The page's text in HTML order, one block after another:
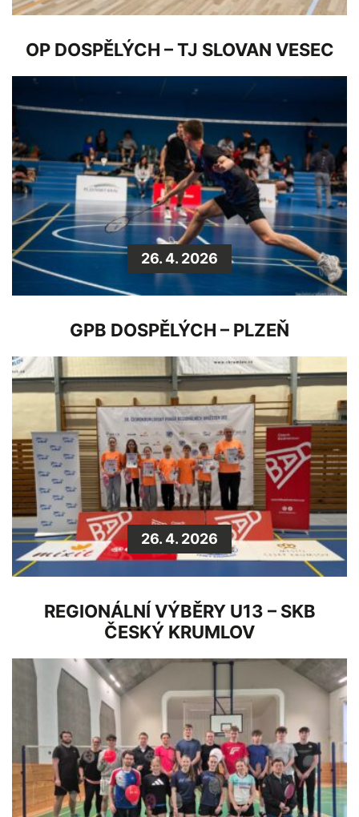
OP DOSPĚLÝCH – TJ SLOVAN VESEC
26. 4. 2026
GPB DOSPĚLÝCH – PLZEŇ
26. 4. 2026
REGIONÁLNÍ VÝBĚRY U13 – SKB
ČESKÝ KRUMLOV